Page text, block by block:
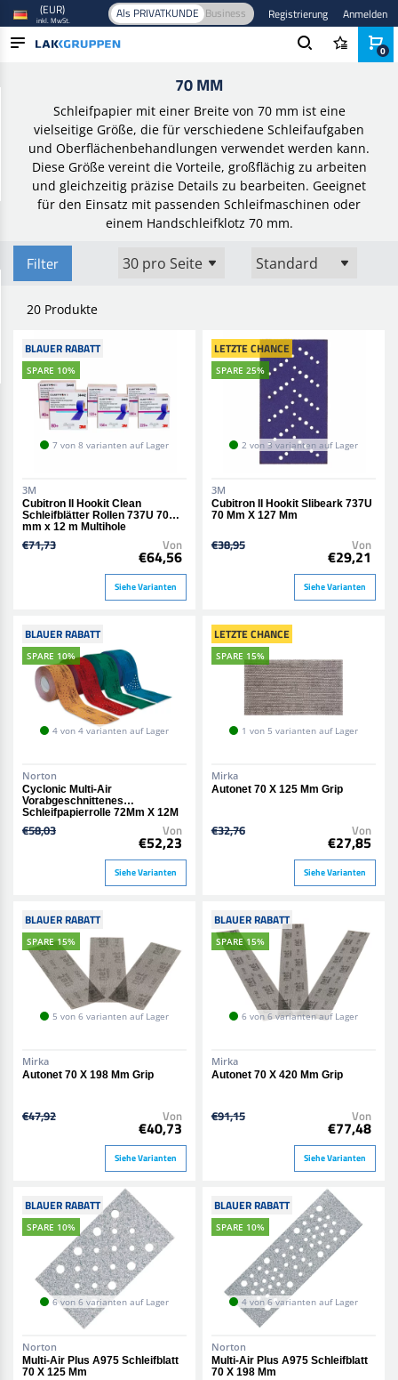
BRANCHEN
MARKEN
BLOG
(EUR)
inkl. MwSt. Als PRIVATKUNDE Business Registrierung Anmelden
70 MM
Schleifpapier mit einer Breite von 70 mm ist eine
vielseitige Größe, die für verschiedene Schleifaufgaben
und Oberflächenbehandlungen verwendet werden kann.
Diese Größe vereint die Vorteile, großflächig zu arbeiten
und gleichzeitig präzise Details zu bearbeiten. Geeignet
für den Einsatz mit passenden Schleifmaschinen oder
einem Handschleifklotz 70 mm.
Filter
20 Produkte
BLAUER RABATT
SPARE 10%
7 von 8 varianten auf Lager
3M
Cubitron II Hookit Clean
Schleifblätter Rollen 737U 70
mm x 12 m Multihole
€71,73 Von
€64,56
Siehe Varianten
LETZTE CHANCE
SPARE 25%
2 von 3 varianten auf Lager
3M
Cubitron II Hookit Slibeark 737U
70 Mm X 127 Mm
€38,95 Von
€29,21
Siehe Varianten
BLAUER RABATT
SPARE 10%
4 von 4 varianten auf Lager
Norton
Cyclonic Multi-Air
Vorabgeschnittenes
Schleifpapierrolle 72Mm X 12M
€58,03 Von
€52,23
Siehe Varianten
LETZTE CHANCE
SPARE 15%
1 von 5 varianten auf Lager
Mirka
Autonet 70 X 125 Mm Grip
€32,76 Von
€27,85
Siehe Varianten
BLAUER RABATT
SPARE 15%
5 von 6 varianten auf Lager
Mirka
Autonet 70 X 198 Mm Grip
€47,92 Von
€40,73
Siehe Varianten
BLAUER RABATT
SPARE 15%
6 von 6 varianten auf Lager
Mirka
Autonet 70 X 420 Mm Grip
€91,15 Von
€77,48
Siehe Varianten
BLAUER RABATT
SPARE 10%
6 von 6 varianten auf Lager
Norton
Multi-Air Plus A975 Schleifblatt
70 X 125 Mm
BLAUER RABATT
SPARE 10%
4 von 6 varianten auf Lager
Norton
Multi-Air Plus A975 Schleifblatt
70 X 198 Mm
0